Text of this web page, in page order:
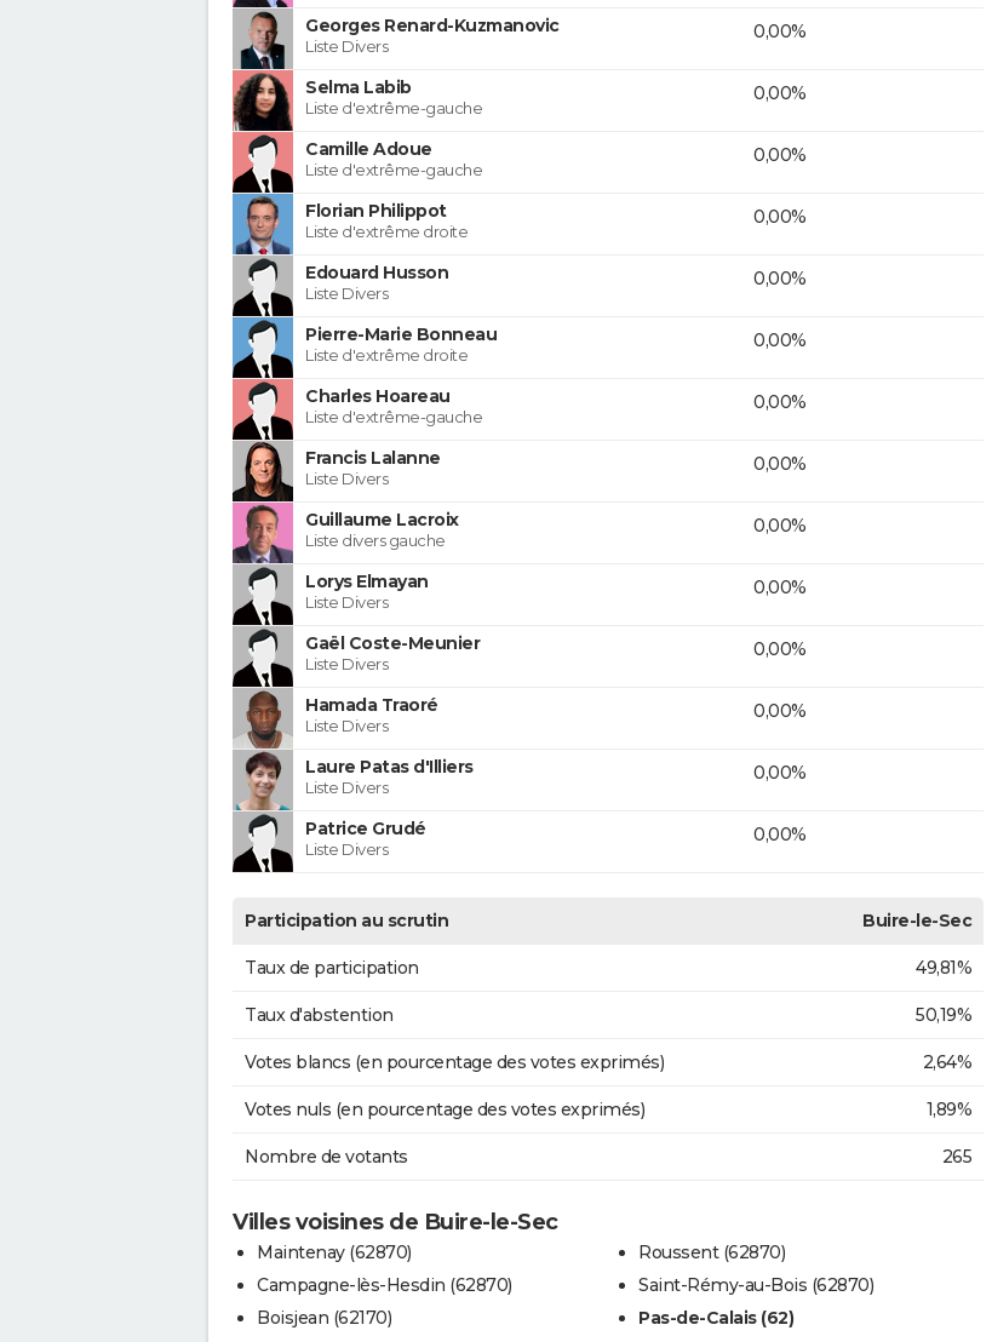
Georges Renard-Kuzmanovic
Liste Divers
0,00%
Selma Labib
Liste d'extrême-gauche
0,00%
Camille Adoue
Liste d'extrême-gauche
0,00%
Florian Philippot
Liste d'extrême droite
0,00%
Edouard Husson
Liste Divers
0,00%
Pierre-Marie Bonneau
Liste d'extrême droite
0,00%
Charles Hoareau
Liste d'extrême-gauche
0,00%
Francis Lalanne
Liste Divers
0,00%
Guillaume Lacroix
Liste divers gauche
0,00%
Lorys Elmayan
Liste Divers
0,00%
Gaël Coste-Meunier
Liste Divers
0,00%
Hamada Traoré
Liste Divers
0,00%
Laure Patas d'Illiers
Liste Divers
0,00%
Patrice Grudé
Liste Divers
0,00%
Participation au scrutin Buire-le-Sec
Taux de participation 49,81%
Taux d'abstention 50,19%
Votes blancs (en pourcentage des votes exprimés) 2,64%
Votes nuls (en pourcentage des votes exprimés) 1,89%
Nombre de votants 265
Villes voisines de Buire-le-Sec
Maintenay (62870)
Campagne-lès-Hesdin (62870)
Boisjean (62170)
Roussent (62870)
Saint-Rémy-au-Bois (62870)
Pas-de-Calais (62)